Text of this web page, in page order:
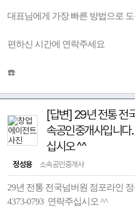
대표님에게 가장 빠른 방법으로
편하신 시간에 연락주세요
☎️
[답변] 29년 전통 전
속공인중개사입니
십시오 ^^
정성용 소속공인중개사
29년 전통 전국넘버원 점포라인
4373-0793 연락주십시오 ^^